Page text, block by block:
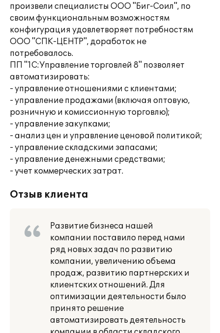
произвели специалисты ООО "Биг-Соил", по
своим функциональным возможностям
конфигурация удовлетворяет потребностям
ООО "СПК-ЦЕНТР", доработок не
потребовалось.
ПП "1С:Управление торговлей 8" позволяет
автоматизировать:
- управление отношениями с клиентами;
- управление продажами (включая оптовую,
розничную и комиссионную торговлю);
- управление закупками;
- анализ цен и управление ценовой политикой;
- управление складскими запасами;
- управление денежными средствами;
- учет коммерческих затрат.
Отзыв клиента
Развитие бизнеса нашей
компании поставило перед нами
ряд новых задач по развитию
компании, увеличению объема
продаж, развитию партнерских и
клиентских отношений. Для
оптимизации деятельности было
принято решение
автоматизировать деятельность